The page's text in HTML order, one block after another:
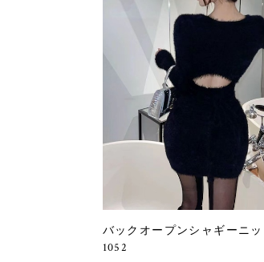
バックオープンシャギーニ
1052